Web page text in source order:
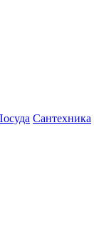
Сантехника